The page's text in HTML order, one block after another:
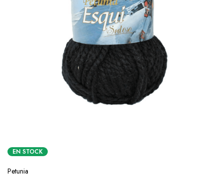
EN STOCK
Petunia